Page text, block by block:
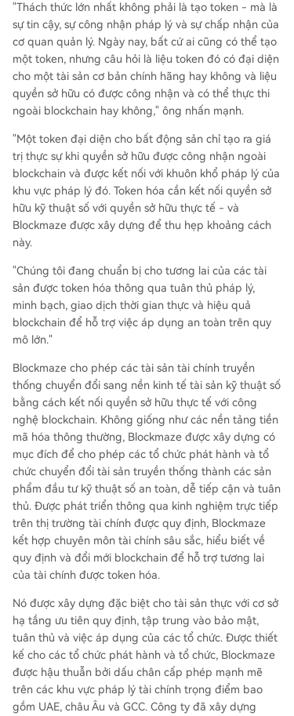
"Thách thức lớn nhất không phải là tạo token - mà là
sự tin cậy, sự công nhận pháp lý và sự chấp nhận của
cơ quan quản lý. Ngày nay, bất cứ ai cũng có thể tạo
một token, nhưng câu hỏi là liệu token đó có đại diện
cho một tài sản cơ bản chính hãng hay không và liệu
quyền sở hữu có được công nhận và có thể thực thi
ngoài blockchain hay không," ông nhấn mạnh.
"Một token đại diện cho bất động sản chỉ tạo ra giá
trị thực sự khi quyền sở hữu được công nhận ngoài
blockchain và được kết nối với khuôn khổ pháp lý của
khu vực pháp lý đó. Token hóa cần kết nối quyền sở
hữu kỹ thuật số với quyền sở hữu thực tế - và
Blockmaze được xây dựng để thu hẹp khoảng cách
này.
"Chúng tôi đang chuẩn bị cho tương lai của các tài
sản được token hóa thông qua tuân thủ pháp lý,
minh bạch, giao dịch thời gian thực và hiệu quả
blockchain để hỗ trợ việc áp dụng an toàn trên quy
mô lớn."
Blockmaze cho phép các tài sản tài chính truyền
thống chuyển đổi sang nền kinh tế tài sản kỹ thuật số
bằng cách kết nối quyền sở hữu thực tế với công
nghệ blockchain. Không giống như các nền tảng tiền
mã hóa thông thường, Blockmaze được xây dựng có
mục đích để cho phép các tổ chức phát hành và tổ
chức chuyển đổi tài sản truyền thống thành các sản
phẩm đầu tư kỹ thuật số an toàn, dễ tiếp cận và tuân
thủ. Được phát triển thông qua kinh nghiệm trực tiếp
trên thị trường tài chính được quy định, Blockmaze
kết hợp chuyên môn tài chính sâu sắc, hiểu biết về
quy định và đổi mới blockchain để hỗ trợ tương lai
của tài chính được token hóa.
Nó được xây dựng đặc biệt cho tài sản thực với cơ sở
hạ tầng ưu tiên quy định, tập trung vào bảo mật,
tuân thủ và việc áp dụng của các tổ chức. Được thiết
kế cho các tổ chức phát hành và tổ chức, Blockmaze
được hậu thuẫn bởi dấu chân cấp phép mạnh mẽ
trên các khu vực pháp lý tài chính trọng điểm bao
gồm UAE, châu Âu và GCC. Công ty đã xây dựng